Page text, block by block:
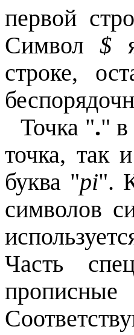
первой
Символ$
строке,
Точка "."
точка, так
буква "pi".
символов
Часть